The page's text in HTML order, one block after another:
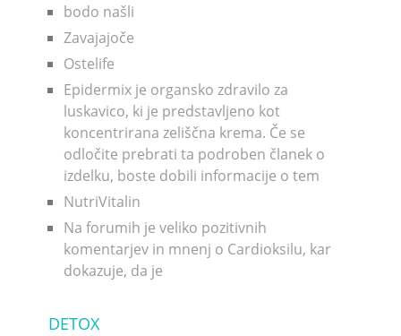
bodo našli
Zavajajoče
Ostelife
Epidermix je organsko zdravilo za
luskavico, ki je predstavljeno kot
koncentrirana zeliščna krema. Če se
odločite prebrati ta podroben članek o
izdelku, boste dobili informacije o tem
NutriVitalin
Na forumih je veliko pozitivnih
komentarjev in mnenj o Cardioksilu, kar
dokazuje, da je
DETOX